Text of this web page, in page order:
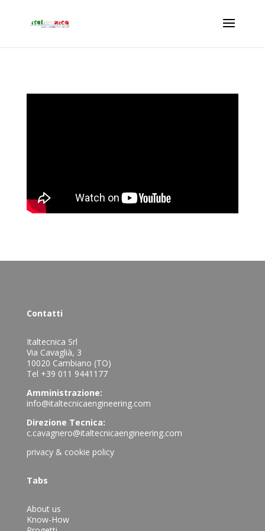
Contatti
Italtecnica Srl
Via Cavaglià, 3
10020 Cambiano (TO)
Tel +39 011 9441177
Amministrazione:
info@italtecnicaengineering.com
Direzione Tecnica:
c.cavagnero@italtecnicaengineering.com
privacy & cookie policy
Tabs
About us
Know-How